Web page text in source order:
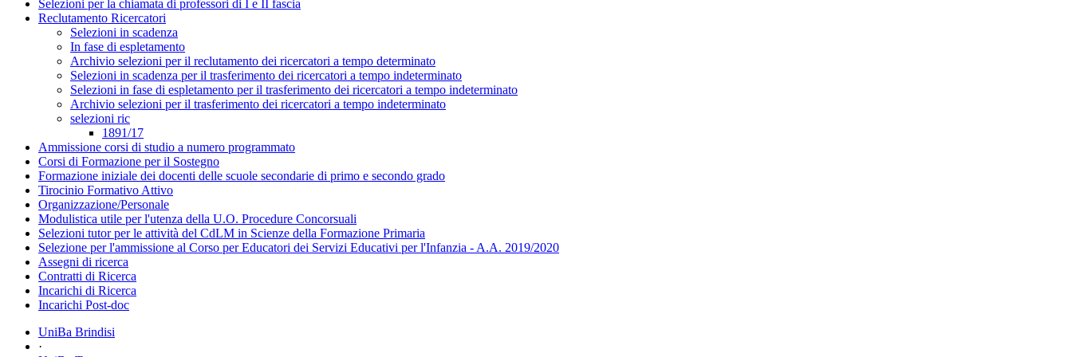
Selezioni per la chiamata di professori di I e II fascia
Reclutamento Ricercatori
Selezioni in scadenza
In fase di espletamento
Archivio selezioni per il reclutamento dei ricercatori a tempo determinato
Selezioni in scadenza per il trasferimento dei ricercatori a tempo indeterminato
Selezioni in fase di espletamento per il trasferimento dei ricercatori a tempo indeterminato
Archivio selezioni per il trasferimento dei ricercatori a tempo indeterminato
selezioni ric
1891/17
Ammissione corsi di studio a numero programmato
Corsi di Formazione per il Sostegno
Formazione iniziale dei docenti delle scuole secondarie di primo e secondo grado
Tirocinio Formativo Attivo
Organizzazione/Personale
Modulistica utile per l'utenza della U.O. Procedure Concorsuali
Selezioni tutor per le attività del CdLM in Scienze della Formazione Primaria
Selezione per l'ammissione al Corso per Educatori dei Servizi Educativi per l'Infanzia - A.A. 2019/2020
Assegni di ricerca
Contratti di Ricerca
Incarichi di Ricerca
Incarichi Post-doc
UniBa Brindisi
·